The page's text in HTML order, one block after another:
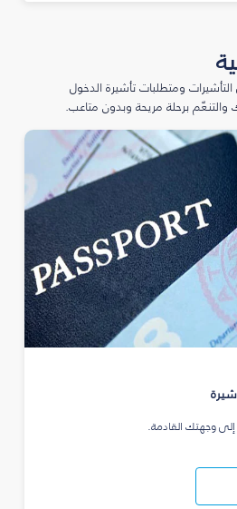
ومتطلبات تأشيرة الدخول
برحلة مريحة وبدون متاعب.
وجهتك القادمة.